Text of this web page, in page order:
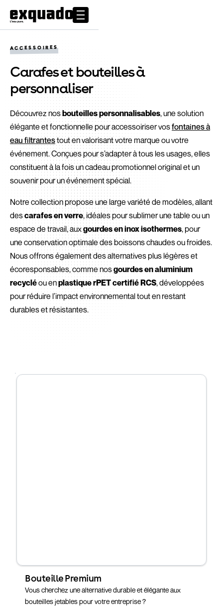
ACCESSOIRES
Carafes et bouteilles à
personnaliser
Découvrez nosbouteilles personnalisables, une solution
élégante et fonctionnelle pour accessoiriser vosfontaines à
eau filtrantestout en valorisant votre marque ou votre
événement. Conçues pour s’adapter à tous les usages, elles
constituent à la fois un cadeau promotionnel original et un
souvenir pour un événement spécial.
Notre collection propose une large variété de modèles, allant
descarafes en verre, idéales pour sublimer une table ou un
espace de travail, auxgourdes en inox isothermes, pour
une conservation optimale des boissons chaudes ou froides.
Nous offrons également des alternatives plus légères et
écoresponsables, comme nosgourdes en aluminium
recycléou enplastique rPET certifié RCS, développées
pour réduire l’impact environnemental tout en restant
durables et résistantes.
Bouteille Premium
Vous cherchez une alternative durable et élégante aux
bouteilles jetables pour votre entreprise ?